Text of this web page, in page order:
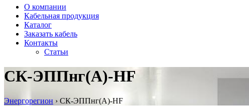
О компании
Кабельная продукция
Каталог
Заказать кабель
Контакты
Статьи
СК-ЭППнг(А)-HF
Энергорегион › СК-ЭППнг(А)-HF